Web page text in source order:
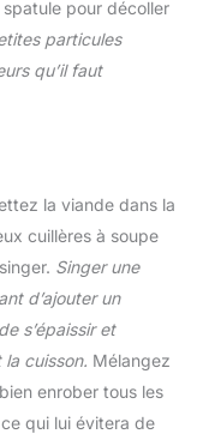
pour décoller
particules
qu’il faut
la viande dans la
cuillères à soupe
Singer une
d’ajouter un
s’épaissir et
cuisson. Mélangez
enrober tous les
qui lui évitera de